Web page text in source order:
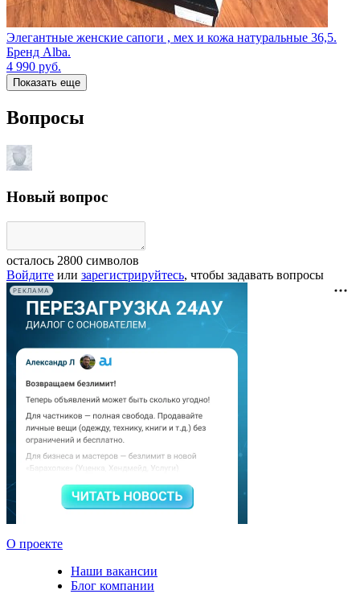
Элегантные женские сапоги , мех и кожа натуральные 36,5.
Бренд Alba.
4 990 руб.
Показать еще
Вопросы
Новый вопрос
осталось 2800 символов
Войдите или зарегистрируйтесь, чтобы задавать вопросы
РЕКЛАМА
О проекте
Наши вакансии
Блог компании